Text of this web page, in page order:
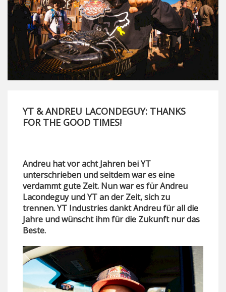
YT & ANDREU LACONDEGUY: THANKS
FOR THE GOOD TIMES!
Andreu hat vor acht Jahren bei YT
unterschrieben und seitdem war es eine
verdammt gute Zeit. Nun war es für Andreu
Lacondeguy und YT an der Zeit, sich zu
trennen. YT Industries dankt Andreu für all die
Jahre und wünscht ihm für die Zukunft nur das
Beste.